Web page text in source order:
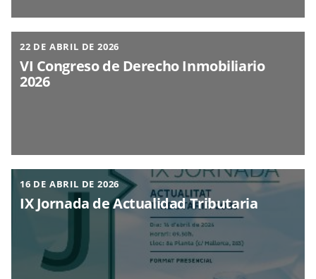
22 DE ABRIL DE 2026
VI Congreso de Derecho Inmobiliario
2026
16 DE ABRIL DE 2026
IX Jornada de Actualidad Tributaria